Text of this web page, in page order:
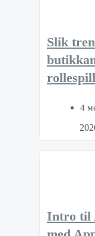
Slik
4
Intro til